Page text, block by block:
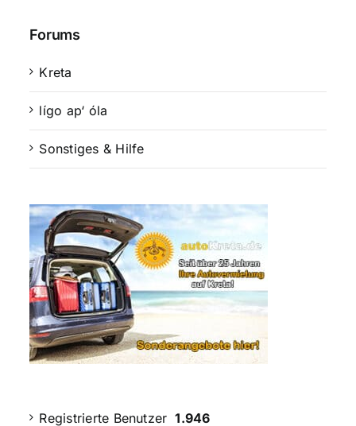
Forums
Kreta
lígo ap‘ óla
Sonstiges & Hilfe
Registrierte Benutzer 1.946